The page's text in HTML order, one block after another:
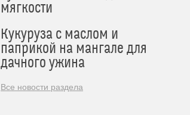
мягкости
Кукуруза с маслом и
паприкой на мангале для
дачного ужина
Все новости раздела